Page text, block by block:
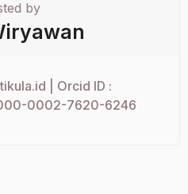
by
| Orcid ID :
0002-7620-6246